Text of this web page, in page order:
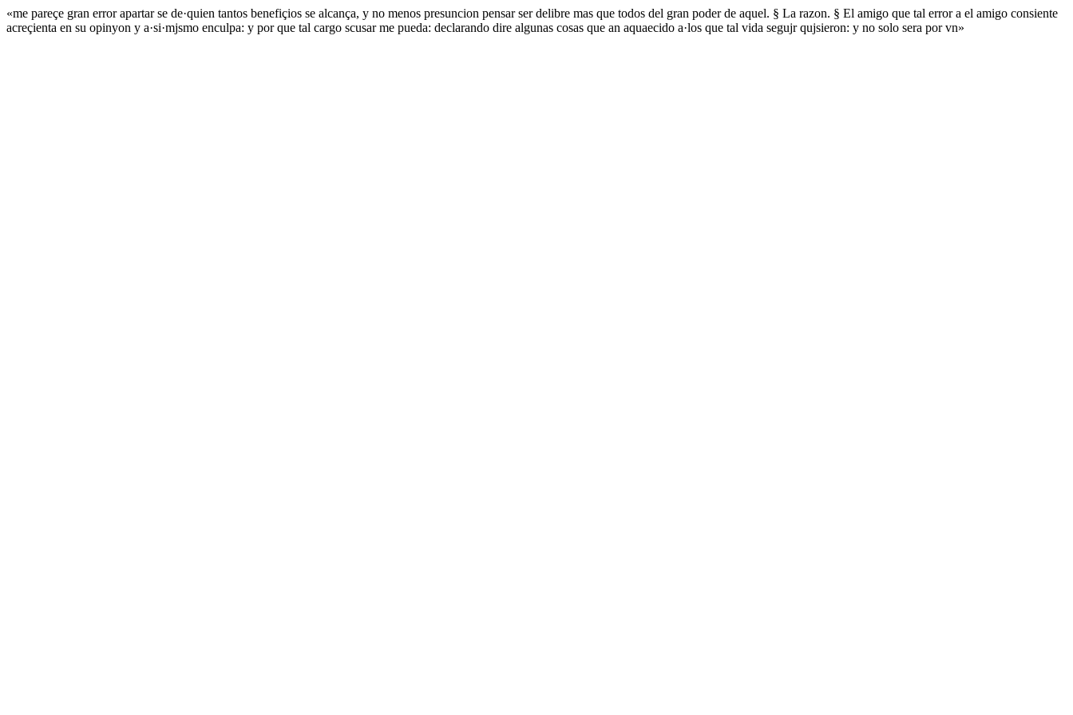
«me pareçe gran error apartar se de·quien tantos benefiçios se alcança, y no menos presuncion pensar ser delibre mas que todos del gran poder de aquel. § La razon. § El amigo que tal error a el amigo consiente
acreçienta en su opinyon y a·si·mjsmo enculpa: y por que tal cargo scusar me pueda: declarando dire algunas cosas que an aquaecido a·los que tal vida segujr qujsieron: y no solo sera por vn»